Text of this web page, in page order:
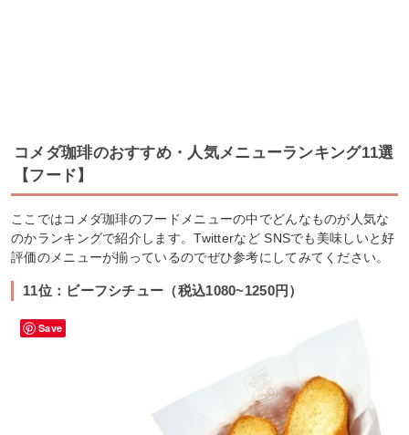
コメダ珈琲のおすすめ・人気メニューランキング11選
【フード】
ここではコメダ珈琲のフードメニューの中でどんなものが人気な
のかランキングで紹介します。Twitterなど SNSでも美味しいと好
評価のメニューが揃っているのでぜひ参考にしてみてください。
11位：ビーフシチュー（税込1080~1250円）
Save